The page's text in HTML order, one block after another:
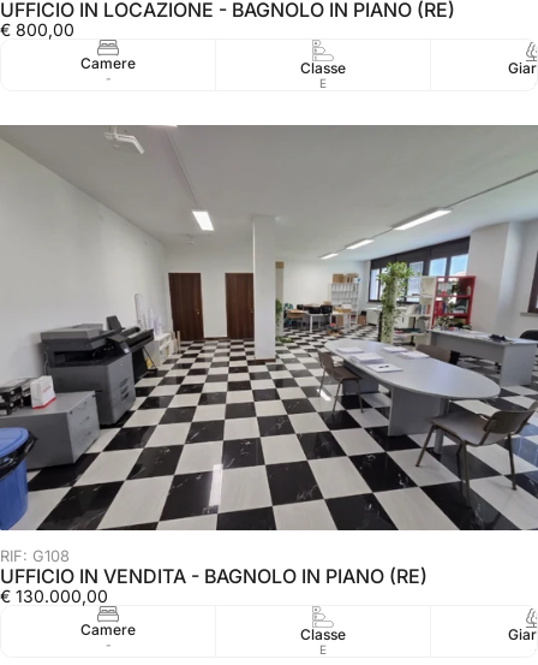
UFFICIO IN LOCAZIONE - BAGNOLO IN PIANO (RE)
€ 800,00
Camere
-
Classe
E
RIF: G108
UFFICIO IN VENDITA - BAGNOLO IN PIANO (RE)
€ 130.000,00
Camere
-
Classe
E